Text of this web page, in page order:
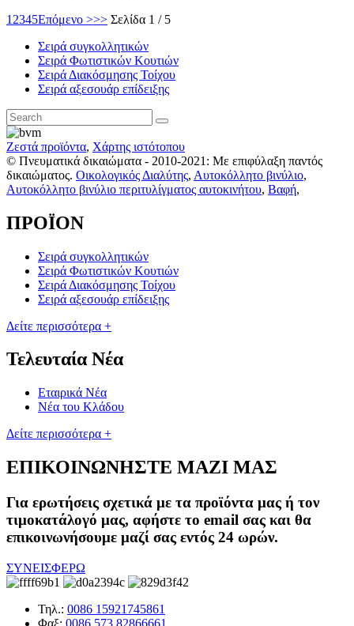
1 2345Επόμενο >>> Σελίδα 1 / 5
Σειρά συγκολλητικών
Σειρά Φωτιστικών Κουτιών
Σειρά Διακόσμησης Τοίχου
Σειρά αξεσουάρ επίδειξης
Ζεστά προϊόντα, Χάρτης ιστότοπου
© Πνευματικά δικαιώματα - 2010-2021: Με επιφύλαξη παντός
δικαιώματος. Οικολογικός Διαλύτης, Αυτοκόλλητο βινύλιο,
Αυτοκόλλητο βινύλιο περιτυλίγματος αυτοκινήτου, Βαφή,
ΠΡΟΪΟΝ
Σειρά συγκολλητικών
Σειρά Φωτιστικών Κουτιών
Σειρά Διακόσμησης Τοίχου
Σειρά αξεσουάρ επίδειξης
Δείτε περισσότερα +
Τελευταία Νέα
Εταιρικά Νέα
Νέα του Κλάδου
Δείτε περισσότερα +
ΕΠΙΚΟΙΝΩΝΗΣΤΕ ΜΑΖΙ ΜΑΣ
Για ερωτήσεις σχετικά με τα προϊόντα μας ή τον
τιμοκατάλογό μας, αφήστε το email σας και θα
επικοινωνήσουμε μαζί σας εντός 24 ωρών.
ΣΥΝΕΙΣΦΕΡΩ
Τηλ.: 0086 15921745861
Φαξ: 0086 573 82866661